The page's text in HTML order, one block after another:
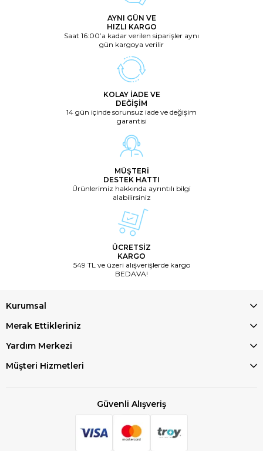
AYNI GÜN VE
HIZLI KARGO
Saat 16:00’a kadar verilen siparişler aynı
gün kargoya verilir
KOLAY İADE VE
DEĞİŞİM
14 gün içinde sorunsuz iade ve değişim
garantisi
MÜŞTERİ
DESTEK HATTI
Ürünlerimiz hakkında ayrıntılı bilgi
alabilirsiniz
ÜCRETSİZ
KARGO
549 TL ve üzeri alışverişlerde kargo
BEDAVA!
Kurumsal
Merak Ettikleriniz
Yardım Merkezi
Müşteri Hizmetleri
Güvenli Alışveriş